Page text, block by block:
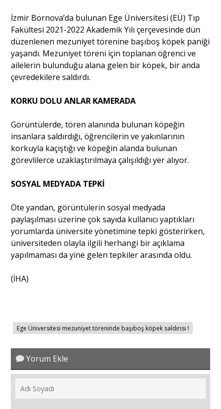
Yazı Dizisi
Portre
Eğitim
Sağlık
İzmir Bornova’da bulunan Ege Üniversitesi (EÜ) Tıp
Fakültesi 2021-2022 Akademik Yılı çerçevesinde dün
düzenlenen mezuniyet törenine başıboş köpek paniği
yaşandı. Mezuniyet töreni için toplanan öğrenci ve
ailelerin bulunduğu alana gelen bir köpek, bir anda
çevredekilere saldırdı.
KORKU DOLU ANLAR KAMERADA
Görüntülerde, tören alanında bulunan köpeğin
insanlara saldırdığı, öğrencilerin ve yakınlarının
korkuyla kaçıştığı ve köpeğin alanda bulunan
görevlilerce uzaklaştırılmaya çalışıldığı yer alıyor.
SOSYAL MEDYADA TEPKİ
Öte yandan, görüntülerin sosyal medyada
paylaşılması üzerine çok sayıda kullanıcı yaptıkları
yorumlarda üniversite yönetimine tepki gösterirken,
üniversiteden olayla ilgili herhangi bir açıklama
yapılmaması da yine gelen tepkiler arasında oldu.
(İHA)
Ege Üniversitesi mezuniyet töreninde başıboş köpek saldırısı !
Yorum Ekle